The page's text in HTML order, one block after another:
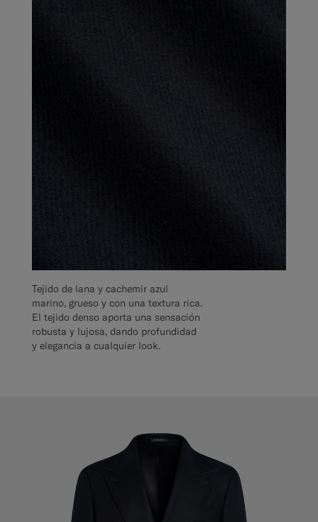
Tejido de lana y cachemir azul
marino, grueso y con una textura rica.
El tejido denso aporta una sensación
robusta y lujosa, dando profundidad
y elegancia a cualquier look.